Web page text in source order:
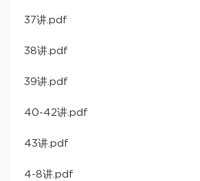
37讲.pdf
38讲.pdf
39讲.pdf
40-42讲.pdf
43讲.pdf
4-8讲.pdf